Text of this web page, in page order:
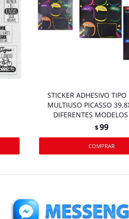
STICKER ADHESIVO TIPO
MULTIUSO PICASSO
DIFERENTES
$99